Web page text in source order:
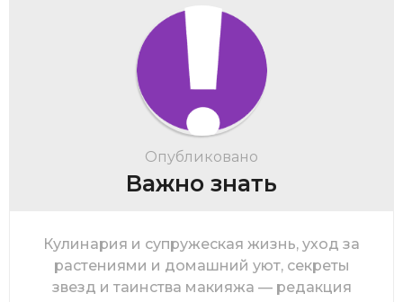
Опубликовано
Важно знать
Кулинария и супружеская жизнь, уход за
растениями и домашний уют, секреты
звезд и таинства макияжа — редакция